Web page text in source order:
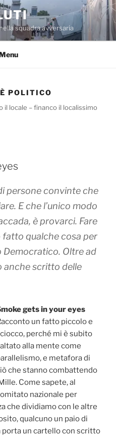
squadra avversaria
POLITICO
locale – financo il localissimo
persone convinte che
E che l’unico modo
è provarci. Fare
fatto qualche cosa per
Democratico. Oltre ad
anche scritto delle
gets in your eyes
un fatto piccolo e
perché mi è subito
alla mente come
e metafora di
che stanno combattendo
Come sapete, al
nazionale per
che dividiamo con le altre
qualcuno un paio di
porta un cartello con scritto